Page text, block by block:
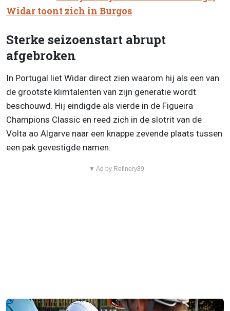
Widar toont zich in Burgos
Sterke seizoenstart abrupt
afgebroken
In Portugal liet Widar direct zien waarom hij als een van
de grootste klimtalenten van zijn generatie wordt
beschouwd. Hij eindigde als vierde in de Figueira
Champions Classic en reed zich in de slotrit van de
Volta ao Algarve naar een knappe zevende plaats tussen
een pak gevestigde namen.
▼ Ad by Refinery89